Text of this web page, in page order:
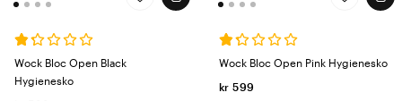
Wock Bloc Open Black
Hygienesko
Wock Bloc Open Pink Hygienesko
kr 599